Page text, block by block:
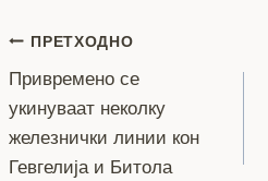
o
o
k
Навигација
на
напис
ПРЕТХОДНО
Привремено се
укинуваат неколку
железнички линии кон
Гевгелија и Битола